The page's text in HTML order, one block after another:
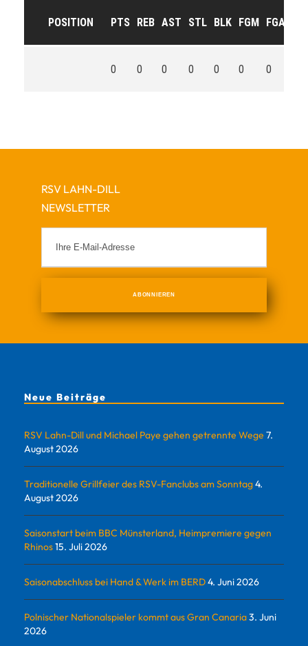
POSITION PTS REB AST STL BLK FGM FGA
0 0 0 0 0 0 0
RSV LAHN-DILL
NEWSLETTER
Neue Beiträge
RSV Lahn-Dill und Michael Paye gehen getrennte Wege 7.
August 2026
Traditionelle Grillfeier des RSV-Fanclubs am Sonntag4.
August 2026
Saisonstart beim BBC Münsterland, Heimpremiere gegen
Rhinos15. Juli 2026
Saisonabschluss bei Hand & Werk im BERD4. Juni 2026
Polnischer Nationalspieler kommt aus Gran Canaria3. Juni
2026